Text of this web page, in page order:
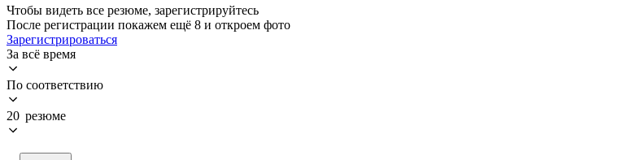
Чтобы видеть все резюме, зарегистрируйтесь
После регистрации покажем ещё 8 и откроем фото
Зарегистрироваться
За всё время
По соответствию
20 резюме